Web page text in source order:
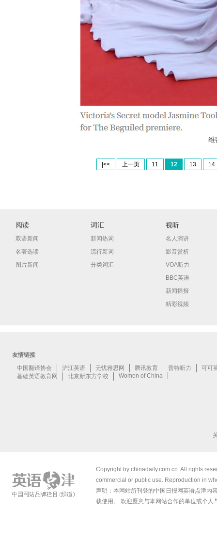
维
|<< 上一页 11 12 13 14
阅读
双语新闻
名著选读
图片新闻
词汇
新闻热词
流行新词
分类词汇
视听
名人演讲
影音赏析
VOA听力
BBC英语
新闻播报
精彩视频
Copyright by chinadaily.com.cn. All rights
commercial or public use. Reproduction in
声明：本网站所刊登的中国日报网英语点津内
载使用。 欢迎愿意与本网站合作的单位或个人